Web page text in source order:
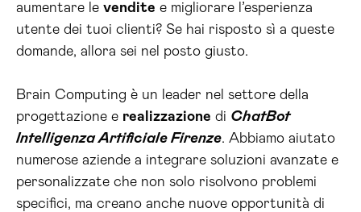
aumentare le vendite e migliorare l’esperienza
utente dei tuoi clienti? Se hai risposto sì a queste
domande, allora sei nel posto giusto.
Brain Computing è un leader nel settore della
progettazione e realizzazione di ChatBot
Intelligenza Artificiale Firenze. Abbiamo aiutato
numerose aziende a integrare soluzioni avanzate e
personalizzate che non solo risolvono problemi
specifici, ma creano anche nuove opportunità di